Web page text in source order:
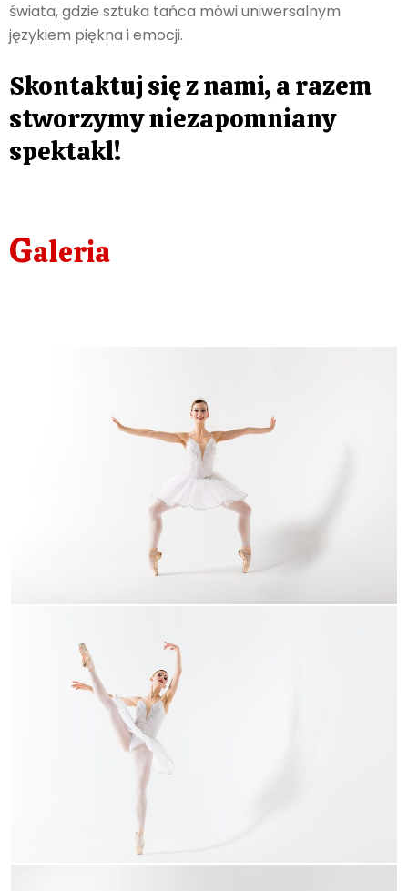
świata, gdzie sztuka tańca mówi uniwersalnym
językiem piękna i emocji.
Skontaktuj się z nami, a razem
stworzymy niezapomniany
spektakl!
Galeria